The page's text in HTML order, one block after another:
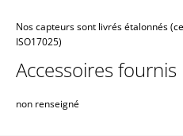
Nos capteurs sont livrés étalonnés
ISO17025)
Accessoires fournis
non renseigné